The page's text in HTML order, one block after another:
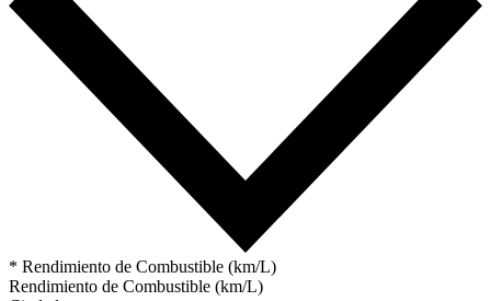
* Rendimiento de Combustible (km/L)
Rendimiento de Combustible (km/L)